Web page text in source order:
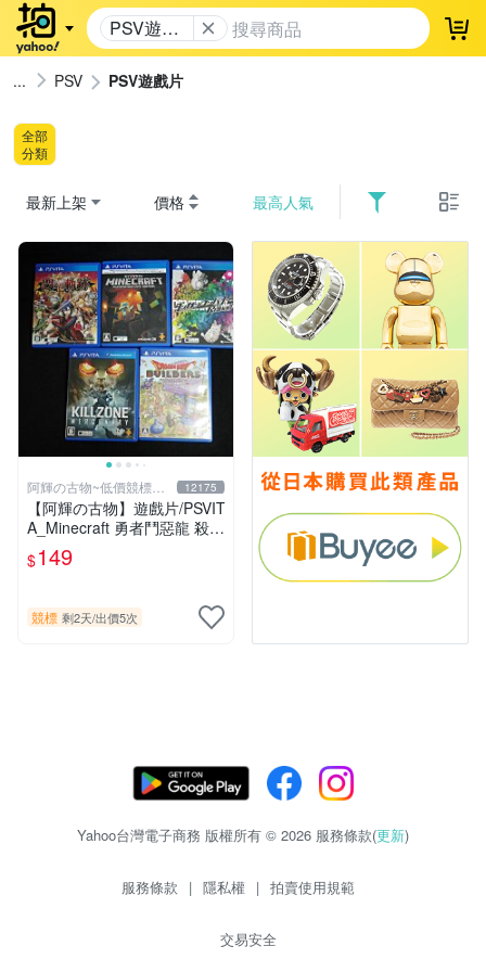
PSV遊戲
片
登
PSV PSV遊戲片
全部
分類
最新上架 價格 最高人氣
阿輝の古物~低價競標五
六日結標
12175
【阿輝の古物】遊戲片/PSVIT
A_Minecraft 勇者鬥惡龍 殺戮
地帶 英雄傳說 槍彈辯駁 一批
合售_刮痕污漬_1元起標無底
$149
競標 剩2天/出價5次
Yahoo台灣電子商務 版權所有 © 2026 服務條款(更新)
服務條款 | 隱私權 | 拍賣使用規範
交易安全